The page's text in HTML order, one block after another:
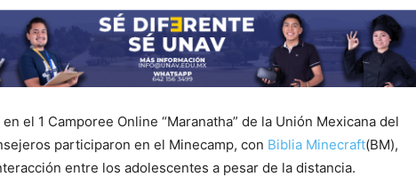
el 1 Camporee Online “Maranatha” de la Unión Mexicana del
participaron en el Minecamp, con Biblia Minecraft(BM),
entre los adolescentes a pesar de la distancia.